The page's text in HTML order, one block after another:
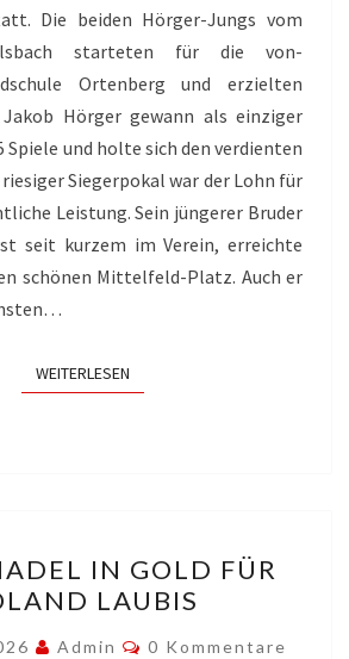
Die beiden Hörger-Jungs vom
starteten für die von-
Ortenberg und erzielten
Hörger gewann als einziger
Spiele und holte sich den verdienten
Siegerpokal war der Lohn für
Leistung. Sein jüngerer Bruder
seit kurzem im Verein, erreichte
schönen Mittelfeld-Platz. Auch er
WEITERLESENWEITERLESEN
IN
GOLD
FÜR
IN GOLD FÜR
LAUBIS
Admin Kommentare
0 Kommentare